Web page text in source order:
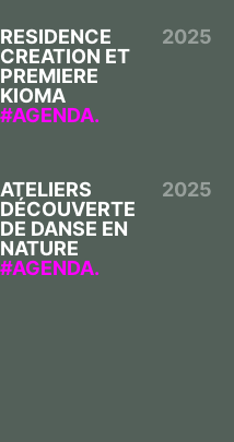
RESIDENCE
CREATION ET
PREMIERE
KIOMA
AGENDA.
2025
ATELIERS
DÉCOUVERTE
DE DANSE EN
NATURE
AGENDA.
2025